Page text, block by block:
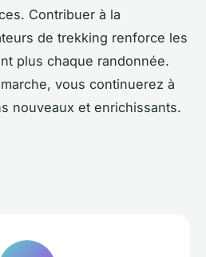
Contribuer à la
de trekking renforce les
plus chaque randonnée.
vous continuerez à
nouveaux et enrichissants.